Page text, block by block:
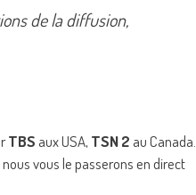
de la diffusion,
TBS aux USA, TSN 2 au Canada.
vous le passerons en direct